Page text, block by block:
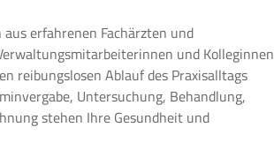
erfahrenen Fachärzten und
und Kolleginnen
reibungslosen Ablauf des Praxisalltags
Untersuchung, Behandlung,
stehen Ihre Gesundheit und